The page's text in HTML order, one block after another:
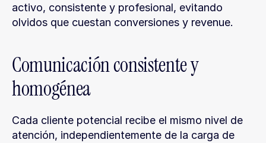
activo, consistente y profesional, evitando
olvidos que cuestan conversiones y revenue.
Comunicación consistente y
homogénea
Cada cliente potencial recibe el mismo nivel de
atención, independientemente de la carga de